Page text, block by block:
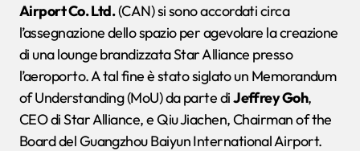
Airport Co. Ltd.(CAN) si sono accordati circa
l’assegnazione dello spazio per agevolare la creazione
di una lounge brandizzata Star Alliance presso
l’aeroporto. A tal fine è stato siglato un Memorandum
of Understanding (MoU) da parte diJeffrey Goh,
CEO di Star Alliance, e Qiu Jiachen, Chairman of the
Board del Guangzhou Baiyun International Airport.